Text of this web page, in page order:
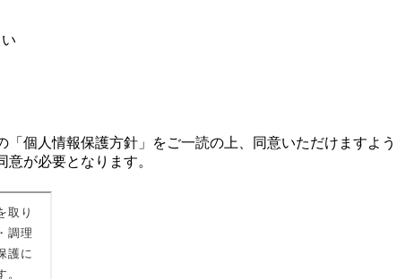
「個人情報保護方針」をご一読の上、同意いただけますよ
が必要となります。